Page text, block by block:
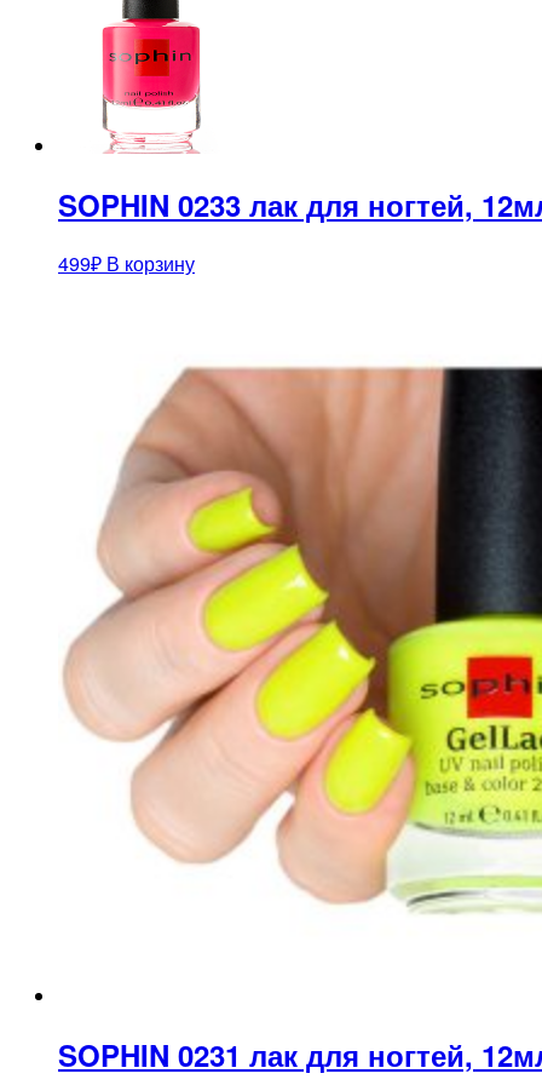
SOPHIN 0233 лак для ногтей,
499₽ В корзину
SOPHIN 0231 лак для ногтей,